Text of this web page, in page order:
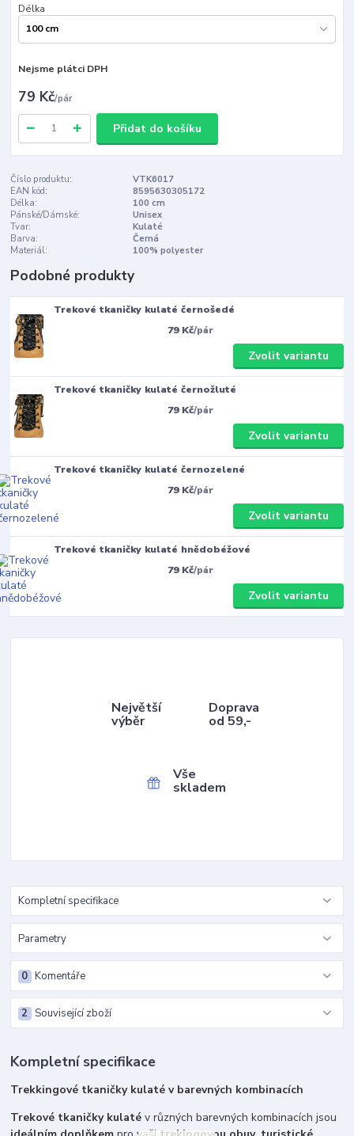
Délka
Nejsme plátci DPH
79 Kč/pár
Přidat do košíku
Číslo produktu:
VTK6017
EAN kód:
8595630305172
Délka:
100 cm
Pánské/Dámské:
Unisex
Tvar:
Kulaté
Barva:
Černá
Materiál:
100% polyester
Podobné produkty
Trekové tkaničky kulaté černošedé
79 Kč/pár
Zvolit variantu
Trekové tkaničky kulaté černožluté
79 Kč/pár
Zvolit variantu
Trekové tkaničky kulaté černozelené
79 Kč/pár
Zvolit variantu
Trekové tkaničky kulaté hnědobéžové
79 Kč/pár
Zvolit variantu
Největší
výběr
Doprava
od 59,-
Vše
skladem
Kompletní specifikace
Parametry
Komentáře
0
Související zboží
2
Kompletní specifikace
Trekkingové tkaničky kulaté v barevných kombinacích
Trekové tkaničky kulaté v různých barevných kombinacích jsou